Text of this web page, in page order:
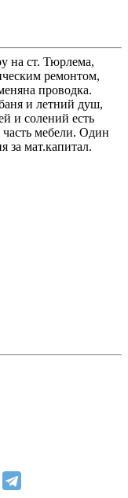
на ст. Тюрлема,
ремонтом,
проводка.
и летний душ,
и солений есть
мебели. Один
за мат.капитал.